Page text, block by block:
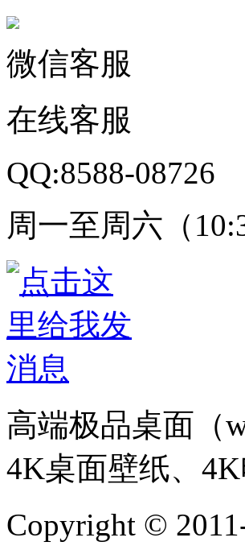
微信客服
在线客服
QQ:8588-08726
周一至周六（
高端极品桌面（
4K桌面壁纸、
Copyright ©